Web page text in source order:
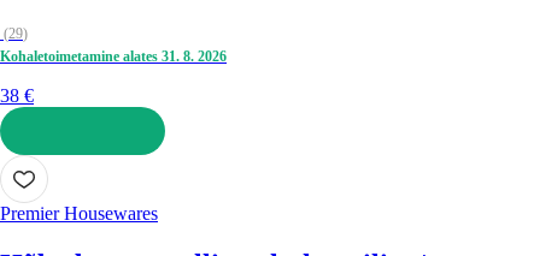
(29)
Kohaletoimetamine alates 31. 8. 2026
38 €
LISA OSTUKORVI
Premier Housewares